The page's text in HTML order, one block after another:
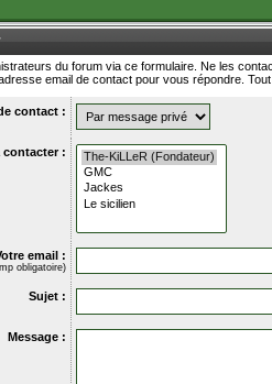
du forum via ce formulaire. Ne les
email de contact pour vous répondre.
contact :
contacter :
email :
obligatoire)
Sujet :
Message :